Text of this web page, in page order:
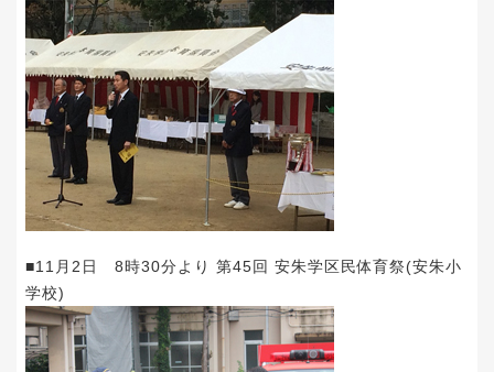
■11月2日 8時30分より 第45回 安朱学区民体育祭(安朱小
学校)